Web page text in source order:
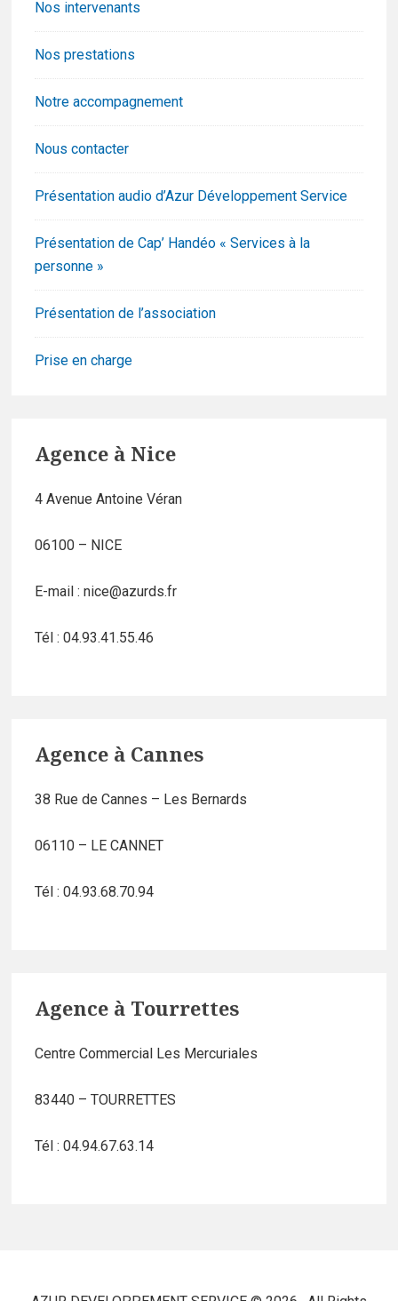
Nos intervenants
Nos prestations
Notre accompagnement
Nous contacter
Présentation audio d’Azur Développement Service
Présentation de Cap’ Handéo « Services à la
personne »
Présentation de l’association
Prise en charge
Agence à Nice
4 Avenue Antoine Véran
06100 – NICE
E-mail : nice@azurds.fr
Tél : 04.93.41.55.46
Agence à Cannes
38 Rue de Cannes – Les Bernards
06110 – LE CANNET
Tél : 04.93.68.70.94
Agence à Tourrettes
Centre Commercial Les Mercuriales
83440 – TOURRETTES
Tél : 04.94.67.63.14